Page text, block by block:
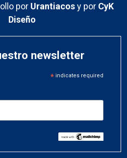
por Urantiacosy por CyK
Diseño
newsletter
*indicates required